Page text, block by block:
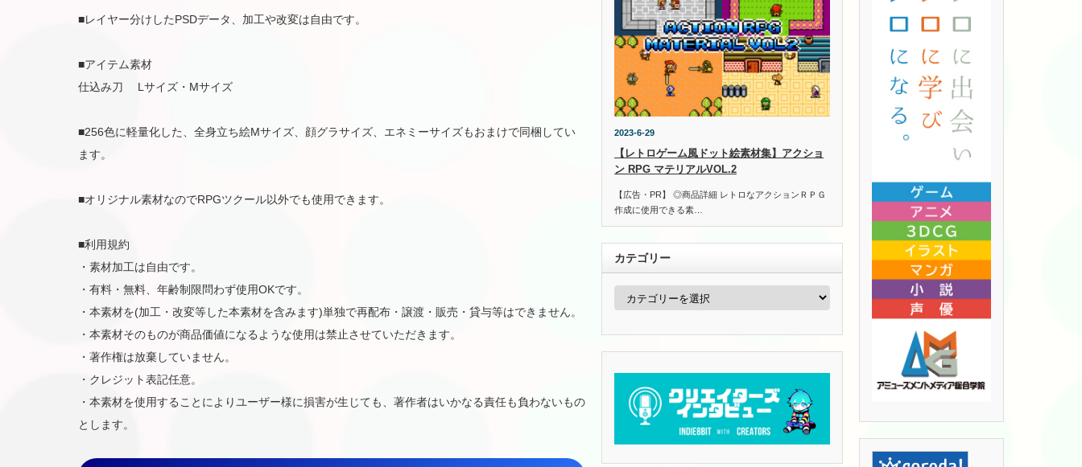
■レイヤー分けしたPSDデータ、加工や改変は自由です。
■アイテム素材
仕込み刀 Lサイズ・Mサイズ
■256色に軽量化した、全身立ち絵Mサイズ、顔グラサイズ、エネミーサイズもおまけで同梱してい
ます。
■オリジナル素材なのでRPGツクール以外でも使用できます。
■利用規約
・素材加工は自由です。
・有料・無料、年齢制限問わず使用OKです。
・本素材を(加工・改変等した本素材を含みます)単独で再配布・譲渡・販売・貸与等はできません。
・本素材そのものが商品価値になるような使用は禁止させていただきます。
・著作権は放棄していません。
・クレジット表記任意。
・本素材を使用することによりユーザー様に損害が生じても、著作者はいかなる責任も負わないもの
とします。
2023-6-29
【レトロゲーム風ドット絵素材集】アクショ
ン RPG マテリアルVOL.2
【広告・PR】 ◎商品詳細 レトロなアクションＲＰＧ
作成に使用できる素…
カテゴリー
カ
ー